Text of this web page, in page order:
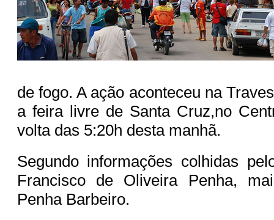
de fogo. A ação aconteceu na
a feira livre de Santa Cruz,no
volta das 5:20h desta manhã.
Segundo informações colhidas
Francisco de Oliveira Penha,
Penha Barbeiro.